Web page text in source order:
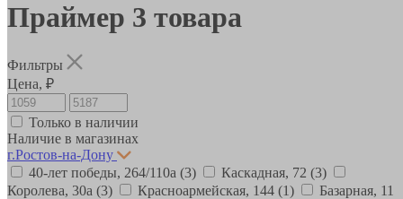
Праймер 3 товара
Фильтры
Цена, ₽
Только в наличии
Наличие в магазинах
г.Ростов-на-Дону
40-лет победы, 264/110а (3) Каскадная, 72 (3)
Королева, 30а (3) Красноармейская, 144 (1)
Базарная, 11